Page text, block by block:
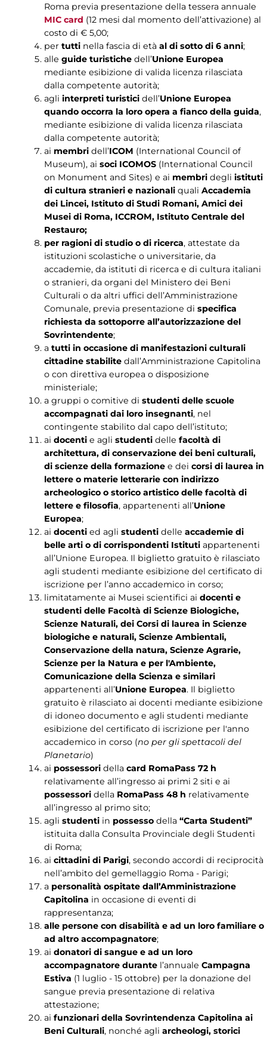
Roma previa presentazione della tessera annuale
MIC card (12 mesi dal momento dell’attivazione) al
costo di € 5,00;
per tuttinella fascia di età al di sotto di 6 anni;
alle guide turistichedell’Unione Europea
mediante esibizione di valida licenza rilasciata
dalla competente autorità;
agli interpreti turisticidell’Unione Europea
quando occorra la loro opera a fianco della guida,
mediante esibizione di valida licenza rilasciata
dalla competente autorità;
ai membridell’ICOM (International Council of
Museum), ai soci ICOMOS(International Council
on Monument and Sites) e ai membridegli istituti
di cultura stranieri e nazionali quali Accademia
dei Lincei, Istituto di Studi Romani, Amici dei
Musei di Roma, ICCROM, Istituto Centrale del
Restauro;
per ragioni di studio o di ricerca, attestate da
istituzioni scolastiche o universitarie, da
accademie, da istituti di ricerca e di cultura italiani
o stranieri, da organi del Ministero dei Beni
Culturali o da altri uffici dell’Amministrazione
Comunale, previa presentazione di specifica
richiesta da sottoporre all’autorizzazione del
Sovrintendente;
a tutti in occasione di manifestazioni culturali
cittadine stabilitedall’Amministrazione Capitolina
o con direttiva europea o disposizione
ministeriale;
a gruppi o comitive di studenti delle scuole
accompagnati dai loro insegnanti, nel
contingente stabilito dal capo dell’istituto;
ai docentie agli studenti delle facoltà di
architettura, di conservazione dei beni culturali,
di scienze della formazionee dei corsi di laurea in
lettere o materie letterarie con indirizzo
archeologico o storico artistico delle facoltà di
lettere e filosofia, appartenenti all’Unione
Europea;
ai docentied agli studentidelle accademie di
belle arti o di corrispondenti Istitutiappartenenti
all’Unione Europea. Il biglietto gratuito è rilasciato
agli studenti mediante esibizione del certificato di
iscrizione per l’anno accademico in corso;
limitatamente ai Musei scientifici ai docenti e
studenti delle Facoltà di Scienze Biologiche,
Scienze Naturali, dei Corsi di laurea in Scienze
biologiche e naturali, Scienze Ambientali,
Conservazione della natura, Scienze Agrarie,
Scienze per la Natura e per l'Ambiente,
Comunicazione della Scienza e similari
appartenenti all’Unione Europea. Il biglietto
gratuito è rilasciato ai docenti mediante esibizione
di idoneo documento e agli studenti mediante
esibizione del certificato di iscrizione per l'anno
accademico in corso (no per gli spettacoli del
Planetario)
ai possessoridella card RomaPass 72 h
relativamente all’ingresso ai primi 2 siti e ai
possessoridella RomaPass 48 h relativamente
all’ingresso al primo sito;
agli studentiin possessodella “Carta Studenti”
istituita dalla Consulta Provinciale degli Studenti
di Roma;
ai cittadini di Parigi, secondo accordi di reciprocità
nell’ambito del gemellaggio Roma - Parigi;
a personalità ospitate dall’Amministrazione
Capitolina in occasione di eventi di
rappresentanza;
alle persone con disabilità e ad un loro familiare o
ad altro accompagnatore;
ai donatori di sangue e ad un loro
accompagnatore durantel’annuale Campagna
Estiva (1 luglio - 15 ottobre) per la donazione del
sangue previa presentazione di relativa
attestazione;
ai funzionari della Sovrintendenza Capitolina ai
Beni Culturali, nonché agli archeologi, storici